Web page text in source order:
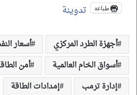
طباعة تدوينة
أجهزة الطرد المركزي
أسعار النفط
أسواق الخام العالمية
أمن
إدارة ترمب
إمدادات الطاقة